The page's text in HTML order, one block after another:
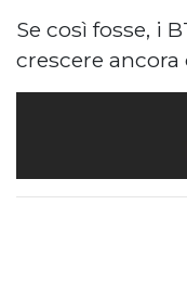
Se così fosse, i
crescere